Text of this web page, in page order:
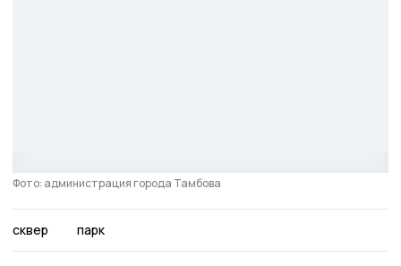
Фото: администрация города Тамбова
сквер парк